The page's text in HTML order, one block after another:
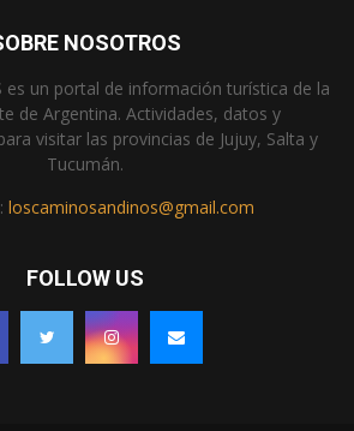
NOSOTROS
es un portal de información turística de la
de Argentina. Actividades, datos y
visitar las provincias de Jujuy, Salta y
Tucumán.
loscaminosandinos@gmail.com
FOLLOW US